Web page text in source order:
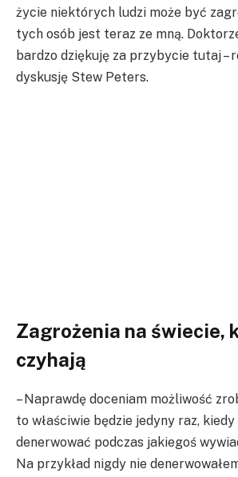
życie niektórych ludzi może być
tych osób jest teraz ze mną.
bardzo dziękuję za przybycie tutaj –
dyskusję Stew Peters.
Zagrożenia na świecie,
czyhają
– Naprawdę doceniam możliwość
to właściwie będzie jedyny raz, kiedy
denerwować podczas jakiegoś
Na przykład nigdy nie